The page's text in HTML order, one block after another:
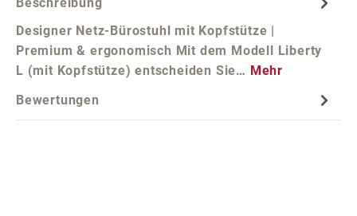
Designer Netz-Bürostuhl mit Kopfstütze |
Premium & ergonomisch Mit dem Modell Liberty
L (mit Kopfstütze) entscheiden Sie… Mehr
Bewertungen